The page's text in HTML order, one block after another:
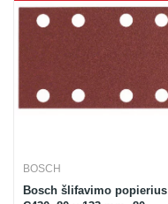
BOSCH
Bosch šlifavimo popierius